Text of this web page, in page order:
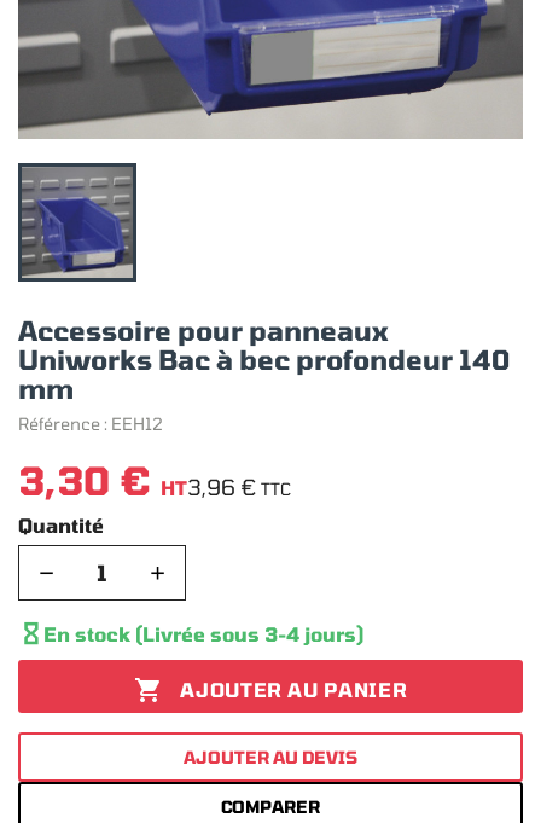
Accessoire pour panneaux
Uniworks Bac à bec profondeur 140
mm
Référence : EEH12
3,30 € HT3,96 € TTC
Quantité
− +
 En stock (Livrée sous 3-4 jours)
 AJOUTER AU PANIER
AJOUTER AU DEVIS
COMPARER